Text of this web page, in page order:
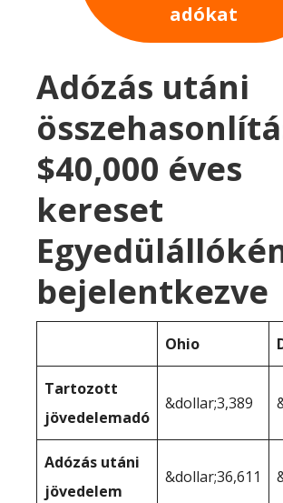
adókat
Adózás utáni
$40,000 éves
kereset
bejelentkezve
Ohio
Tartozott
jövedelemadó
&dollar;3,389
Adózás utáni
jövedelem
&dollar;36,611